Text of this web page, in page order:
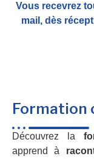
Vous recevrez
mail, dès
Formation
Découvrez la
apprend à